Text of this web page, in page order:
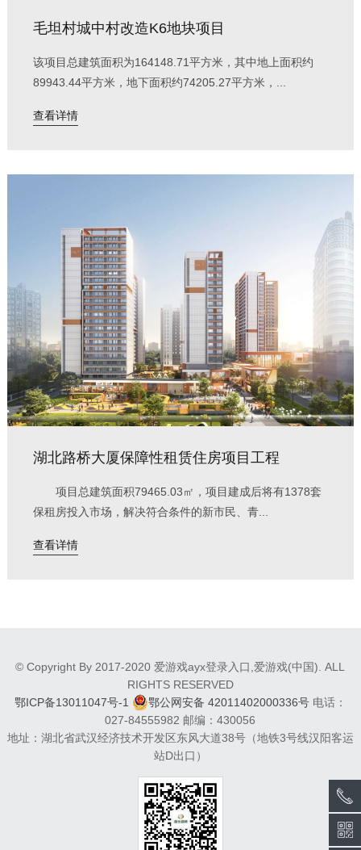
毛坦村城中村改造K6地块项目
该项目总建筑面积为164148.71平方米，其中地上面积约
89943.44平方米，地下面积约74205.27平方米，...
查看详情
湖北路桥大厦保障性租赁住房项目工程
项目总建筑面积79465.03㎡，项目建成后将有1378套
保租房投入市场，解决符合条件的新市民、青...
查看详情
© Copyright By 2017-2020 爱游戏ayx登录入口,爱游戏(中国). ALL
RIGHTS RESERVED
鄂ICP备13011047号-1
鄂公网安备 42011402000336号电话：
027-84555982 邮编：430056
地址：湖北省武汉经济技术开发区东风大道38号（地铁3号线汉阳客运
站D出口）